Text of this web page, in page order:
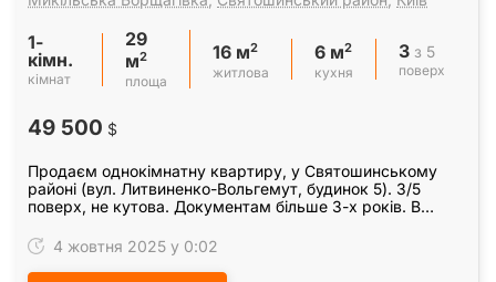
1-
кімн.
кімнат
29
м2
площа
16 м2
житлова
6 м2
кухня
3 з 5
поверх
49 500 $
Продаєм однокімнатну квартиру, у Святошинському
районі (вул. Литвиненко-Вольгемут, будинок 5). 3/5
поверх, не кутова. Документам більше 3-х років. В
4 жовтня 2025 у 0:02